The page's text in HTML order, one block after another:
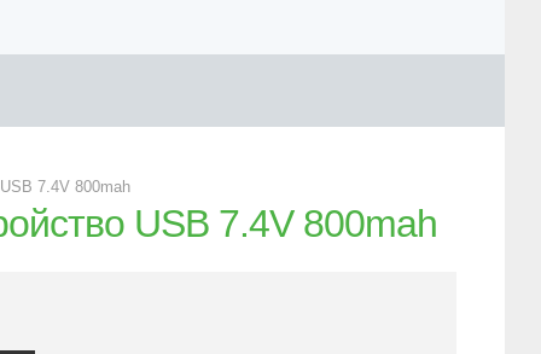
7.4V 800mah
USB 7.4V 800mah